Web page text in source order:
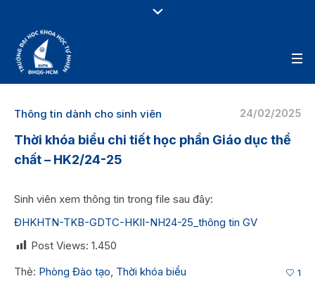
24/02/2025
Thông tin dành cho sinh viên
Thời khóa biểu chi tiết học phần Giáo dục thể
chất – HK2/24-25
Sinh viên xem thông tin trong file sau đây:
ĐHKHTN-TKB-GDTC-HKII-NH24-25_thông tin GV
Post Views: 1.450
Thẻ: Phòng Đào tạo, Thời khóa biểu 1